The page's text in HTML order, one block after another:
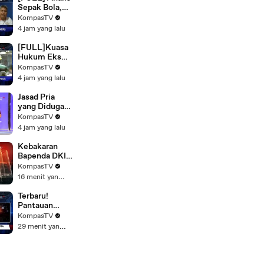
SAPA
MALAM
Sepak Bola,
Bung Gita
Baca Peluang
Kalahkan
Singapura di
Piala AFF
KompasTV
4 jam yang lalu
[FULL]Kuasa
Hukum Eks
Jampidsus
Soroti Kasus
Sutrimo
Ditengah
Pemeriksaan
Febrie
Adriansyah
KompasTV
4 jam yang lalu
Jasad Pria
yang Diduga
Pemilik
Konter HP
Tewas di
Dalam Bagasi
Mobil |
BERITA
UTAMA
KompasTV
4 jam yang lalu
Kebakaran
Bapenda DKI
Jakarta: 20
Mobil Damkar
Api Diduga
dari Lantai 11
Gedung
KompasTV
16 menit yang lalu
Terbaru!
Pantauan
Udara
Kebakaran
KompasTV
29 menit yang lalu